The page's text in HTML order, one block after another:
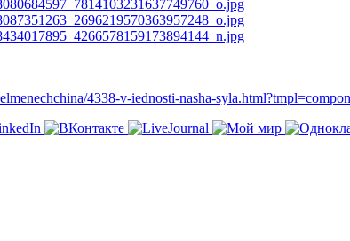
4338-v-iednosti-nasha-